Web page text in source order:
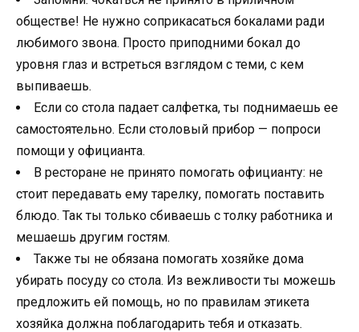
обществе! Не нужно соприкасаться бокалами ради
любимого звона. Просто приподними бокал до
уровня глаз и встреться взглядом с теми, с кем
выпиваешь.
Если со стола падает салфетка, ты поднимаешь ее
самостоятельно. Если столовый прибор — попроси
помощи у официанта.
В ресторане не принято помогать официанту: не
стоит передавать ему тарелку, помогать поставить
блюдо. Так ты только сбиваешь с толку работника и
мешаешь другим гостям.
Также ты не обязана помогать хозяйке дома
убирать посуду со стола. Из вежливости ты можешь
предложить ей помощь, но по правилам этикета
хозяйка должна поблагодарить тебя и отказать.